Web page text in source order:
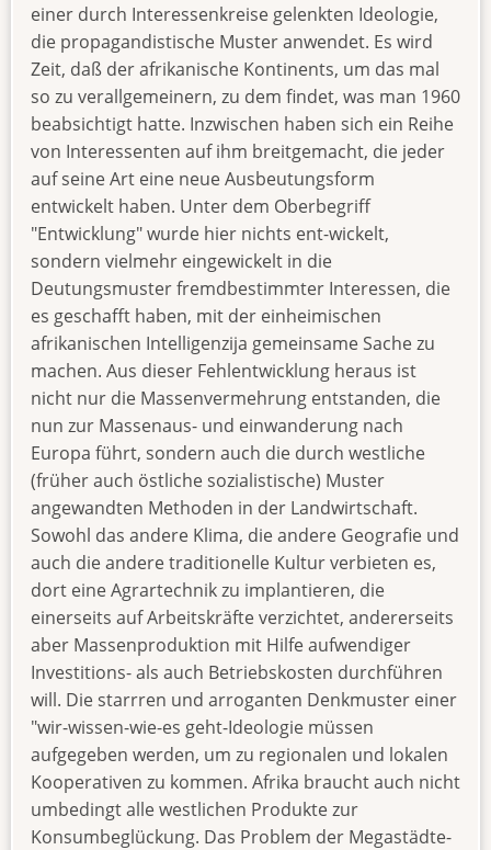
einer durch Interessenkreise gelenkten Ideologie,
die propagandistische Muster anwendet. Es wird
Zeit, daß der afrikanische Kontinents, um das mal
so zu verallgemeinern, zu dem findet, was man 1960
beabsichtigt hatte. Inzwischen haben sich ein Reihe
von Interessenten auf ihm breitgemacht, die jeder
auf seine Art eine neue Ausbeutungsform
entwickelt haben. Unter dem Oberbegriff
"Entwicklung" wurde hier nichts ent-wickelt,
sondern vielmehr eingewickelt in die
Deutungsmuster fremdbestimmter Interessen, die
es geschafft haben, mit der einheimischen
afrikanischen Intelligenzija gemeinsame Sache zu
machen. Aus dieser Fehlentwicklung heraus ist
nicht nur die Massenvermehrung entstanden, die
nun zur Massenaus- und einwanderung nach
Europa führt, sondern auch die durch westliche
(früher auch östliche sozialistische) Muster
angewandten Methoden in der Landwirtschaft.
Sowohl das andere Klima, die andere Geografie und
auch die andere traditionelle Kultur verbieten es,
dort eine Agrartechnik zu implantieren, die
einerseits auf Arbeitskräfte verzichtet, andererseits
aber Massenproduktion mit Hilfe aufwendiger
Investitions- als auch Betriebskosten durchführen
will. Die starrren und arroganten Denkmuster einer
"wir-wissen-wie-es geht-Ideologie müssen
aufgegeben werden, um zu regionalen und lokalen
Kooperativen zu kommen. Afrika braucht auch nicht
umbedingt alle westlichen Produkte zur
Konsumbeglückung. Das Problem der Megastädte-